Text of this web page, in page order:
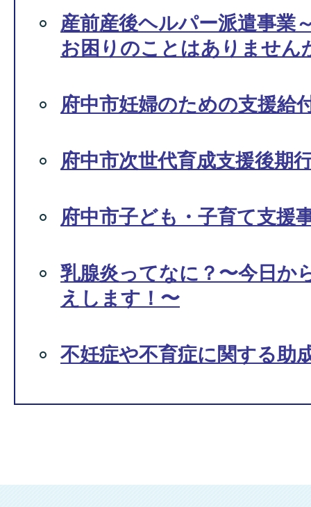
産前産後ヘルパー派遣事業
お困りのことはありません
府中市妊婦のための支援給
府中市次世代育成支援後期
府中市子ども・子育て支援
乳腺炎ってなに？〜今日か
えします！〜
不妊症や不育症に関する助